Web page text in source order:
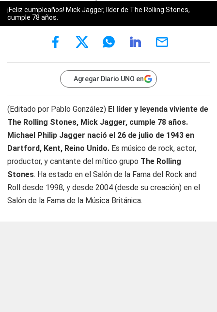
¡Feliz cumpleaños! Mick Jagger, líder de The Rolling Stones,
cumple 78 años.
Agregar Diario UNO en
(Editado por Pablo González) El líder y leyenda viviente de
The Rolling Stones, Mick Jagger, cumple 78 años.
Michael Philip Jagger nació el 26 de julio de 1943 en
Dartford, Kent, Reino Unido. Es músico de rock, actor,
productor, y cantante del mítico grupo The Rolling
Stones. Ha estado en el Salón de la Fama del Rock and
Roll desde 1998, y desde 2004 (desde su creación) en el
Salón de la Fama de la Música Británica.